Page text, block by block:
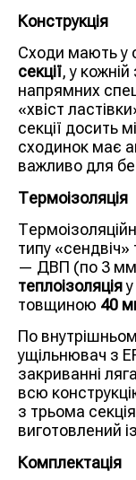
Конструкція
Сходи мають у
секції, у
напрямних
«хвіст
секції досить
сходинок має
важливо для
Термоізоляція
типу
— ДВП (по 3 мм)
теплоізоляція
товщиною 40
По
ущільнювач з
закриванні
всю
з трьома
виготовлений
Комплектація